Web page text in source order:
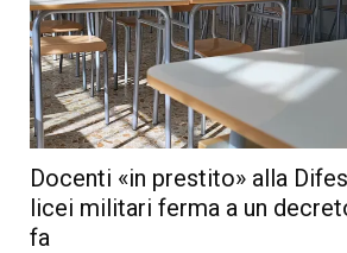
Docenti «in prestito» alla
licei militari ferma a un
fa